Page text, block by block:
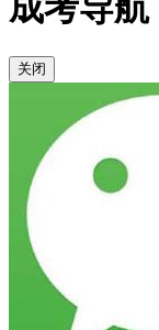
关闭